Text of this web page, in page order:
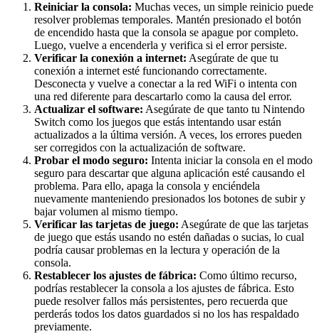
Reiniciar la consola: Muchas veces, un simple reinicio puede
resolver problemas temporales. Mantén presionado el botón
de encendido hasta que la consola se apague por completo.
Luego, vuelve a encenderla y verifica si el error persiste.
Verificar la conexión a internet: Asegúrate de que tu
conexión a internet esté funcionando correctamente.
Desconecta y vuelve a conectar a la red WiFi o intenta con
una red diferente para descartarlo como la causa del error.
Actualizar el software: Asegúrate de que tanto tu Nintendo
Switch como los juegos que estás intentando usar están
actualizados a la última versión. A veces, los errores pueden
ser corregidos con la actualización de software.
Probar el modo seguro: Intenta iniciar la consola en el modo
seguro para descartar que alguna aplicación esté causando el
problema. Para ello, apaga la consola y enciéndela
nuevamente manteniendo presionados los botones de subir y
bajar volumen al mismo tiempo.
Verificar las tarjetas de juego: Asegúrate de que las tarjetas
de juego que estás usando no estén dañadas o sucias, lo cual
podría causar problemas en la lectura y operación de la
consola.
Restablecer los ajustes de fábrica: Como último recurso,
podrías restablecer la consola a los ajustes de fábrica. Esto
puede resolver fallos más persistentes, pero recuerda que
perderás todos los datos guardados si no los has respaldado
previamente.